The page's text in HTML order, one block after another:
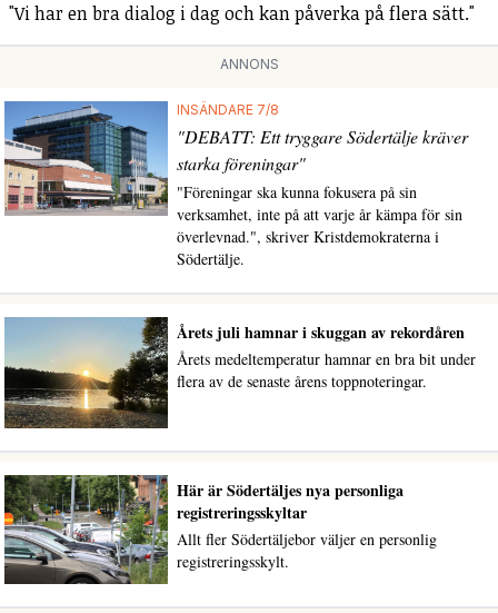
"Vi har en bra dialog i dag och kan påverka på flera sätt."
ANNONS
INSÄNDARE 7/8
"DEBATT: Ett tryggare Södertälje kräver
starka föreningar"
"Föreningar ska kunna fokusera på sin
verksamhet, inte på att varje år kämpa för sin
överlevnad.", skriver Kristdemokraterna i
Södertälje.
Årets juli hamnar i skuggan av rekordåren
Årets medeltemperatur hamnar en bra bit under
flera av de senaste årens toppnoteringar.
Här är Södertäljes nya personliga
registreringsskyltar
Allt fler Södertäljebor väljer en personlig
registreringsskylt.